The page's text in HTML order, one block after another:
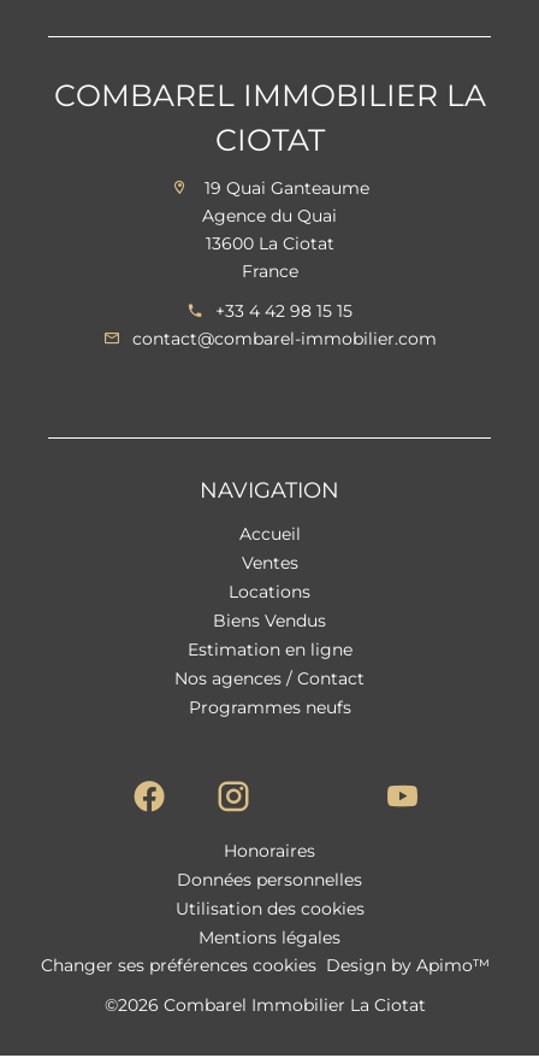
COMBAREL IMMOBILIER LA
CIOTAT
19 Quai Ganteaume
Agence du Quai
13600 La Ciotat
France
+33 4 42 98 15 15
contact@combarel-immobilier.com
NAVIGATION
Accueil
Ventes
Locations
Biens Vendus
Estimation en ligne
Nos agences / Contact
Programmes neufs
Honoraires
Données personnelles
Utilisation des cookies
Mentions légales
Changer ses préférences cookies Design by Apimo™
©2026 Combarel Immobilier La Ciotat